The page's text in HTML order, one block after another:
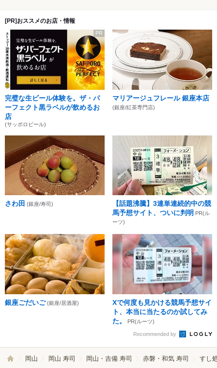
[PR]おススメのお店・情報
PR
完璧な生ビール体験を。ザ・パ
ーフェクト黒ラベルが飲めるお
店
(サッポロビール)
マリアージュフレール 銀座本店
(銀座/紅茶専門店)
さわ田 (銀座/寿司)
【話題沸騰】3連単連続的中の競
馬予想サイト、ついに判明 PR(ル
ーツ)
銀座ごだいご (銀座/居酒屋)
Xで何度も見かける競馬予想サイ
ト、本当に当たるのか試してみ
た。
PR(ルーツ)
Recommended by
岡山 岡山 寿司 岡山・吉備 寿司 赤磐・和気 寿司 すし